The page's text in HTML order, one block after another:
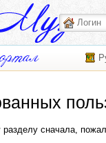
разделу сначала,